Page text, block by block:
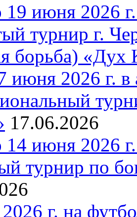
июня 2026
турнир г.
борьба) «Дух
июня 2026 г.
17.06.2026
июня 2026
турнир по
г. на